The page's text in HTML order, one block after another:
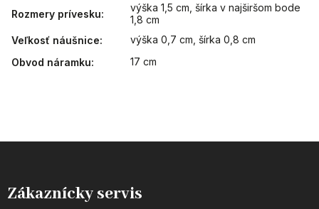
Rozmery prívesku:
výška 1,5 cm, šírka v najširšom bode
1,8 cm
Veľkosť náušnice:
výška 0,7 cm, šírka 0,8 cm
Obvod náramku: 17 cm
Zákaznícky servis